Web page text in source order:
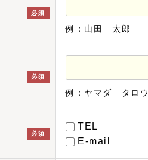
必須
例：山田 太郎
必須
例：ヤマダ タロウ
必須
TEL
E-mail